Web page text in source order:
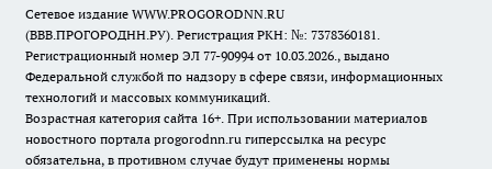
Сетевое издание WWW.PROGORODNN.RU
(ВВВ.ПРОГОРОДНН.РУ). Регистрация РКН: №: 7378360181.
Регистрационный номер ЭЛ 77-90994 от 10.03.2026., выдано
Федеральной службой по надзору в сфере связи, информационных
технологий и массовых коммуникаций.
Возрастная категория сайта 16+. При использовании материалов
новостного портала progorodnn.ru гиперссылка на ресурс
обязательна, в противном случае будут применены нормы